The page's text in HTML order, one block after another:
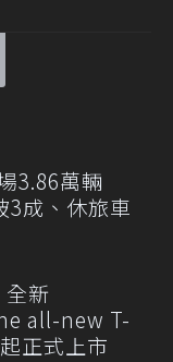
3.86萬輛
3成、休旅車
全新
all-new T-
正式上市